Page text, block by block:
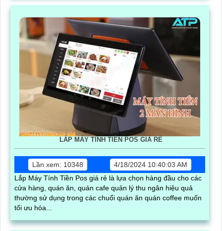
LẮP MÁY TÍNH TIỀN POS GIÁ RẺ
Lần xem: 10348
4/18/2024 10:40:03 AM
Lắp Máy Tính Tiền Pos giá rẻ là lựa chọn hàng đầu cho các
cửa hàng, quán ăn, quán cafe quản lý thu ngân hiệu quả
thường sử dụng trong các chuổi quán ăn quán coffee muốn
tối ưu hóa...